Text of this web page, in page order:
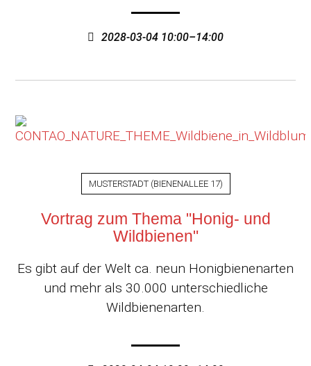
2028-03-04 10:00–14:00
MUSTERSTADT(BIENENALLEE 17)
Vortrag zum Thema "Honig- und
Wildbienen"
Es gibt auf der Welt ca. neun Honigbienenarten
und mehr als 30.000 unterschiedliche
Wildbienenarten.